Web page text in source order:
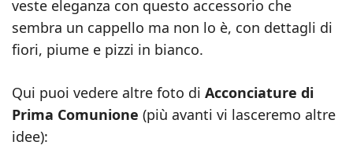
veste eleganza con questo accessorio che
sembra un cappello ma non lo è, con dettagli di
fiori, piume e pizzi in bianco.
Qui puoi vedere altre foto di Acconciature di
Prima Comunione (più avanti vi lasceremo altre
idee):